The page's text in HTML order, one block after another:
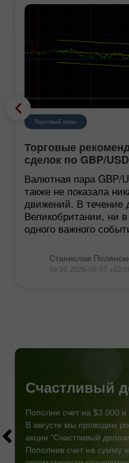
Торговый план
Торговые
сделок по GBP/
Британский фунт
Валютная пара GBP/
также не показала
движений. В течение
Великобритании, ни
одного важного
Станислав
04:30 2026-08-07
Счастливый
Пополни счет на $3 000
В августе мы проводим
акции "Счастливый
Пополнив счет на сумму